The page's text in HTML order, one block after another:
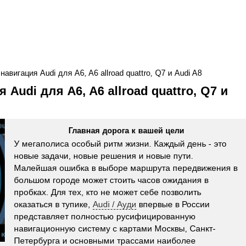
Audi для A6, A6 allroad quattro, Q7 и Audi A8
Audi для A6, A6 allroad quattro, Q7 и
Главная дорога к вашей цели
У мегаполиса особый ритм жизни. Каждый день - это
новые задачи, новые решения и новые пути.
Малейшая ошибка в выборе маршрута передвижения в
большом городе может стоить часов ожидания в
пробках. Для тех, кто не может себе позволить
оказаться в тупике, Audi / Ауди впервые в России
представляет полностью русифицированную
навигационную систему с картами Москвы, Санкт-
Петербурга и основными трассами наиболее